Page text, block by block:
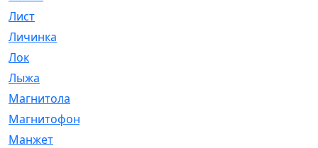
Лист
Личинка
Лок
Лыжа
Магнитола
Магнитофон
Манжет